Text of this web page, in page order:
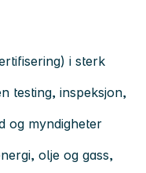
i sterk
testing, inspeksjon,
og myndigheter
olje og gass,